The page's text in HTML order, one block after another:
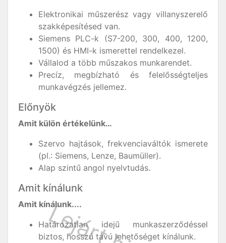
Elektronikai műszerész vagy villanyszerelő
szakképesítésed van.
Siemens PLC-k (S7-200, 300, 400, 1200,
1500) és HMI-k ismerettel rendelkezel.
Vállalod a több műszakos munkarendet.
Precíz, megbízható és felelősségteljes
munkavégzés jellemez.
Előnyök
Amit külön értékelünk…
Szervo hajtások, frekvenciaváltók ismerete
(pl.: Siemens, Lenze, Baumüller).
Alap szintű angol nyelvtudás.
Amit kínálunk
Amit kínálunk....
Határozatlan idejű munkaszerződéssel
biztos, hosszú távú lehetőséget kínálunk.